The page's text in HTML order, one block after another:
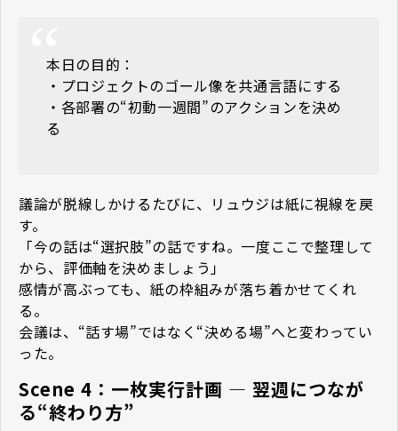
本日の目的：
・プロジェクトのゴール像を共通言語にする
・各部署の“初動一週間”のアクションを決め
る
議論が脱線しかけるたびに、リュウジは紙に視線を戻
す。
「今の話は“選択肢”の話ですね。一度ここで整理して
から、評価軸を決めましょう」
感情が高ぶっても、紙の枠組みが落ち着かせてくれ
る。
会議は、“話す場”ではなく“決める場”へと変わってい
った。
Scene 4：一枚実行計画 — 翌週につなが
る“終わり方”